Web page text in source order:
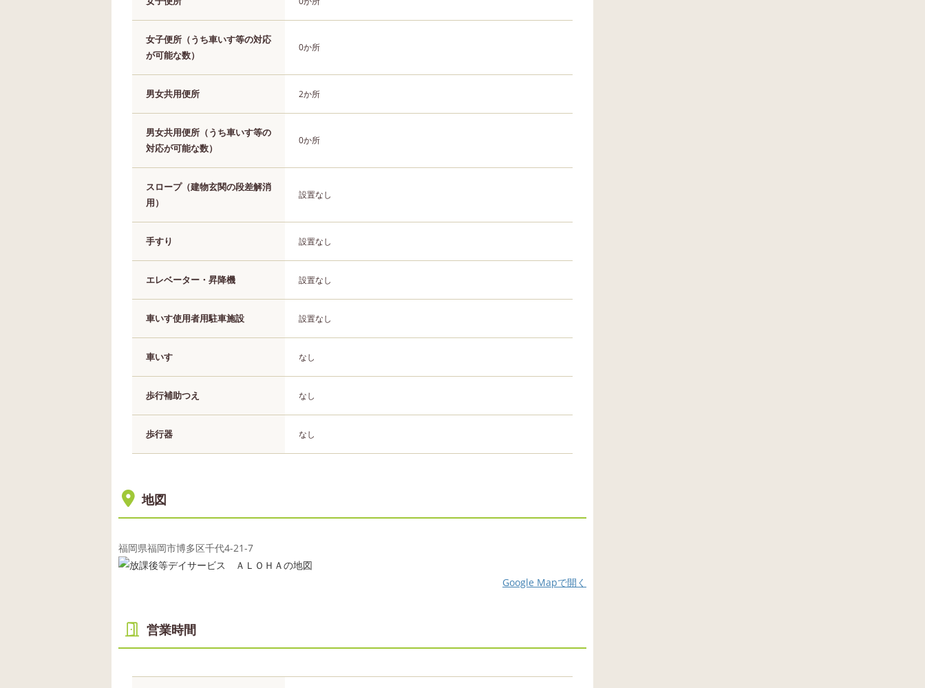
女子便所（うち車いす等の対応
が可能な数）
0か所
男女共用便所 2か所
男女共用便所（うち車いす等の
対応が可能な数）
0か所
スロープ（建物玄関の段差解消
用）
設置なし
手すり 設置なし
エレベーター・昇降機 設置なし
車いす使用者用駐車施設 設置なし
車いす なし
歩行補助つえ なし
歩行器 なし
地図
福岡県福岡市博多区千代4-21-7
Google Mapで開く
営業時間